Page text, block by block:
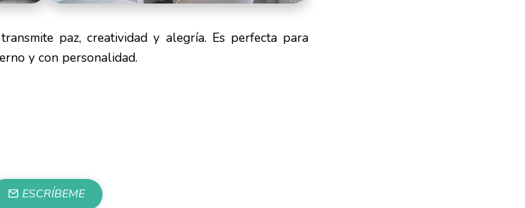
paz, creatividad y alegría. Es perfecta para
y con personalidad.
ESCRÍBEME